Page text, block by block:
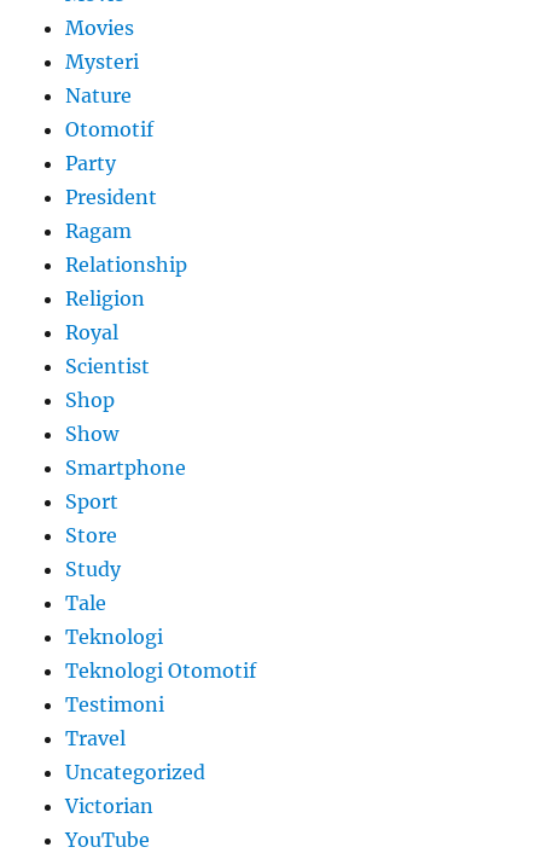
Movies
Mysteri
Nature
Otomotif
Party
President
Ragam
Relationship
Religion
Royal
Scientist
Shop
Show
Smartphone
Sport
Store
Study
Tale
Teknologi
Teknologi Otomotif
Testimoni
Travel
Uncategorized
Victorian
YouTube